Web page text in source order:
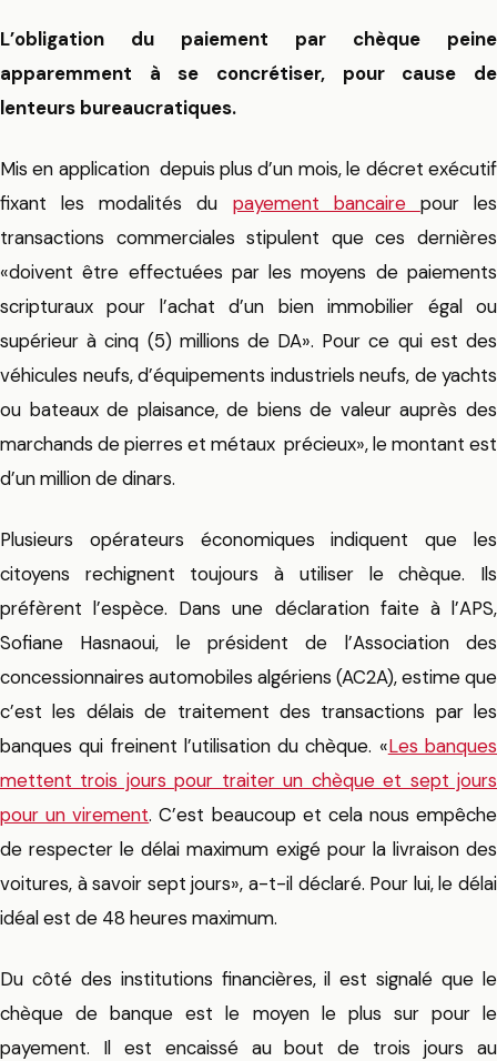
L’obligation du paiement par chèque peine
apparemment à se concrétiser, pour cause de
lenteurs bureaucratiques.
Mis en application depuis plus d’un mois, le décret exécutif
fixant les modalités du payement bancaire pour les
transactions commerciales stipulent que ces dernières
«doivent être effectuées par les moyens de paiements
scripturaux pour l’achat d’un bien immobilier égal ou
supérieur à cinq (5) millions de DA». Pour ce qui est des
véhicules neufs, d’équipements industriels neufs, de yachts
ou bateaux de plaisance, de biens de valeur auprès des
marchands de pierres et métaux précieux», le montant est
d’un million de dinars.
Plusieurs opérateurs économiques indiquent que les
citoyens rechignent toujours à utiliser le chèque. Ils
préfèrent l’espèce. Dans une déclaration faite à l’APS,
Sofiane Hasnaoui, le président de l’Association des
concessionnaires automobiles algériens (AC2A), estime que
c’est les délais de traitement des transactions par les
banques qui freinent l’utilisation du chèque. «Les banques
mettent trois jours pour traiter un chèque et sept jours
pour un virement. C’est beaucoup et cela nous empêche
de respecter le délai maximum exigé pour la livraison des
voitures, à savoir sept jours», a-t-il déclaré. Pour lui, le délai
idéal est de 48 heures maximum.
Du côté des institutions financières, il est signalé que le
chèque de banque est le moyen le plus sur pour le
payement. Il est encaissé au bout de trois jours au